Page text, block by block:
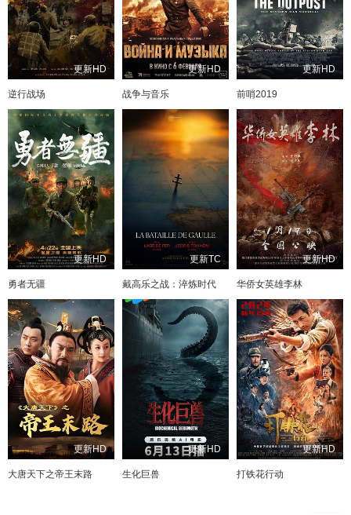
更新HD
逆行战场
更新HD
战争与音乐
更新HD
前哨2019
更新HD
勇者无疆
更新TC
戴高乐之战：淬炼时代
更新HD
华侨女英雄李林
更新HD
大唐天下之帝王末路
更新HD
生化巨兽
更新HD
打铁花行动